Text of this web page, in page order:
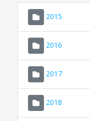
2015
2016
2017
2018